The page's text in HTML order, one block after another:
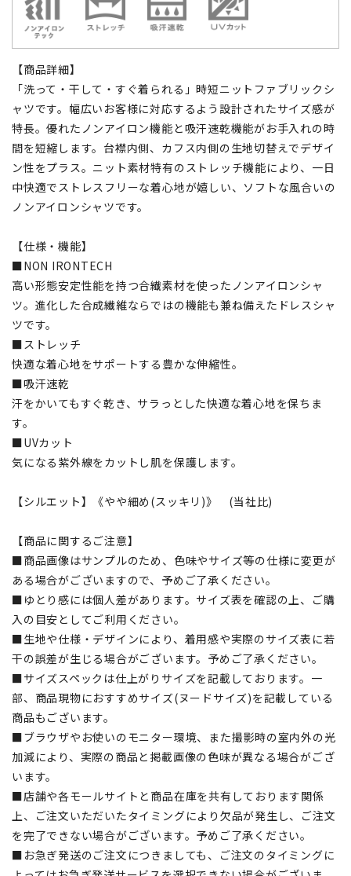
【商品詳細】
「洗って・干して・すぐ着られる」時短ニットファブリックシ
ャツです。幅広いお客様に対応するよう設計されたサイズ感が
特長。優れたノンアイロン機能と吸汗速乾機能がお手入れの時
間を短縮します。台襟内側、カフス内側の生地切替えでデザイ
ン性をプラス。ニット素材特有のストレッチ機能により、一日
中快適でストレスフリーな着心地が嬉しい、ソフトな風合いの
ノンアイロンシャツです。
【仕様・機能】
■NON IRONTECH
高い形態安定性能を持つ合繊素材を使ったノンアイロンシャ
ツ。進化した合成繊維ならではの機能も兼ね備えたドレスシャ
ツです。
■ストレッチ
快適な着心地をサポートする豊かな伸縮性。
■吸汗速乾
汗をかいてもすぐ乾き、サラっとした快適な着心地を保ちま
す。
■UVカット
気になる紫外線をカットし肌を保護します。
【シルエット】《やや細め(スッキリ)》 (当社比)
【商品に関するご注意】
■商品画像はサンプルのため、色味やサイズ等の仕様に変更が
ある場合がございますので、予めご了承ください。
■ゆとり感には個人差があります。サイズ表を確認の上、ご購
入の目安としてご利用ください。
■生地や仕様・デザインにより、着用感や実際のサイズ表に若
干の誤差が生じる場合がございます。予めご了承ください。
■サイズスペックは仕上がりサイズを記載しております。一
部、商品現物におすすめサイズ(ヌードサイズ)を記載している
商品もございます。
■ブラウザやお使いのモニター環境、また撮影時の室内外の光
加減により、実際の商品と掲載画像の色味が異なる場合がござ
います。
■店舗や各モールサイトと商品在庫を共有しております関係
上、ご注文いただいたタイミングにより欠品が発生し、ご注文
を完了できない場合がございます。予めご了承ください。
■お急ぎ発送のご注文につきましても、ご注文のタイミングに